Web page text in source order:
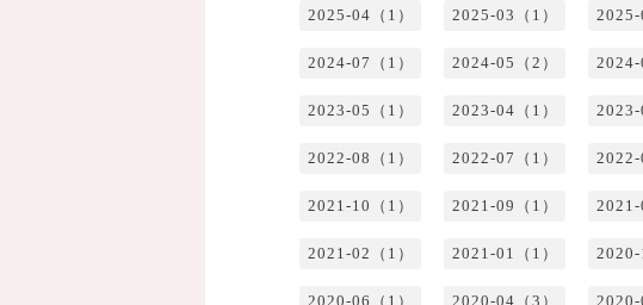
2025-04（1） 2025-03（1） 2025-
2024-07（1） 2024-05（2） 2024-
2023-05（1） 2023-04（1） 2023-
2022-08（1） 2022-07（1） 2022-
2021-10（1） 2021-09（1） 2021-
2021-02（1） 2021-01（1） 2020-
2020-06（1） 2020-04（3） 2020-